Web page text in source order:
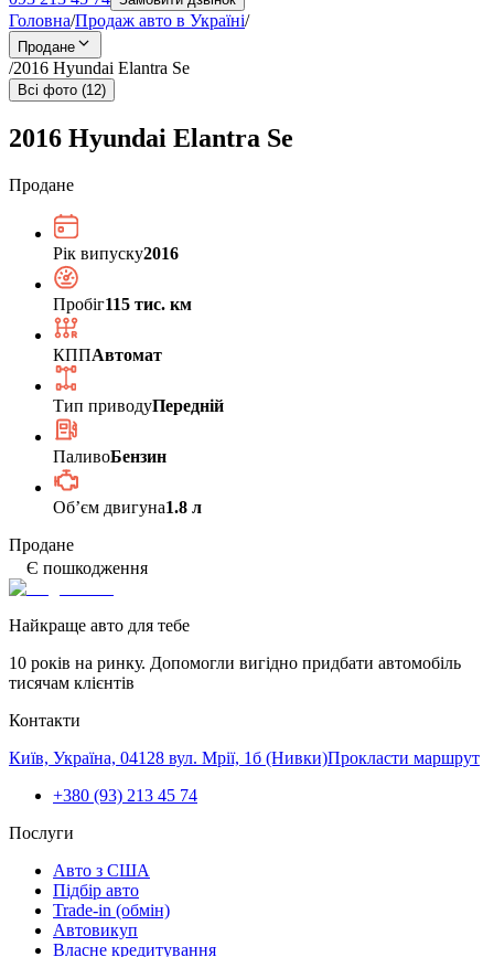
Головна/Продаж авто в Україні/
Продане
/2016 Hyundai Elantra Se
Всі фото (12)
2016 Hyundai Elantra Se
Продане
Рік випуску2016
Пробіг115 тис. км
КППАвтомат
Тип приводуПередній
ПаливоБензин
Обʼєм двигуна1.8 л
Продане
Є пошкодження
Найкраще авто для тебе
10 років на ринку. Допомогли вигідно придбати автомобіль
тисячам клієнтів
Контакти
Київ, Україна, 04128 вул. Мрії, 1б (Нивки)Прокласти маршрут
+380 (93) 213 45 74
Послуги
Авто з США
Підбір авто
Trade-in (обмін)
Автовикуп
Власне кредитування